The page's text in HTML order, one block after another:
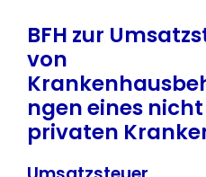
BFH zur
von
ngen eines
privaten